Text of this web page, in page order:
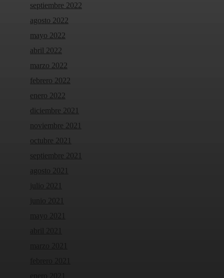
septiembre 2022
agosto 2022
mayo 2022
abril 2022
marzo 2022
febrero 2022
enero 2022
diciembre 2021
noviembre 2021
octubre 2021
septiembre 2021
agosto 2021
julio 2021
junio 2021
mayo 2021